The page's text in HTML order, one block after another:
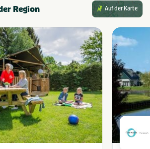
Region Auf der Karte